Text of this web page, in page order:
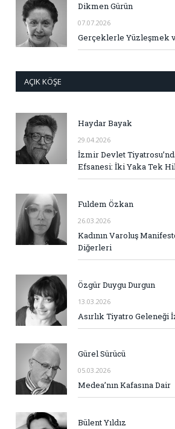
Dikmen Gürün
07.07.2026
Gerçeklerle Yüzleşmek
AÇIK KÖŞE
Haydar Bayak
29.04.2026
İzmir Devlet
Efsanesi: İki Yaka Tek
Fuldem Özkan
26.03.2026
Kadının Varoluş
Diğerleri
Özgür Duygu Durgun
13.03.2026
Asırlık Tiyatro Geleneği
Gürel Sürücü
05.03.2026
Medea’nın Kafasına Dair
Bülent Yıldız